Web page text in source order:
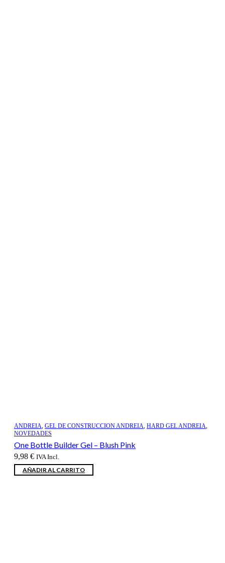
ANDREIA, GEL DE CONSTRUCCION ANDREIA, HARD GEL ANDREIA,
NOVEDADES
One Bottle Builder Gel – Blush Pink
9,98 € IVA Incl.
AÑADIR AL CARRITO